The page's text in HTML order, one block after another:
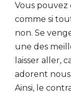
Vous pouvez
comme si
non. Se
une des
laisser aller,
adorent nous
Ainsi, le